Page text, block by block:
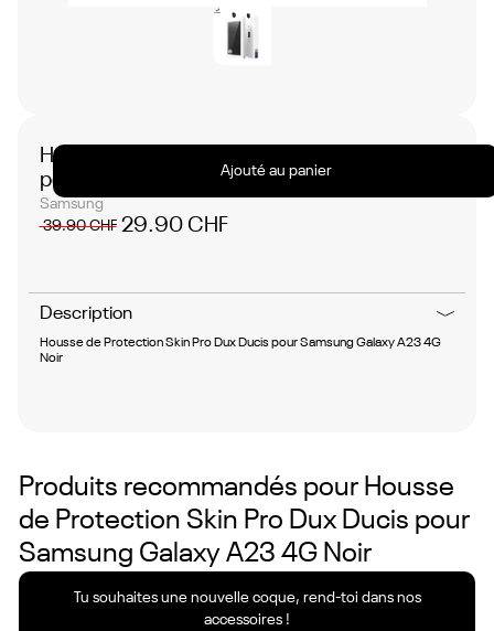
Housse de Protection Skin Pro Dux Ducis
pour Samsung Galaxy A23 4G Noir
Samsung
39.90 CHF29.90 CHF
Description
Housse de Protection Skin Pro Dux Ducis pour Samsung Galaxy A23 4G
Noir
Ajouté au panier
Produits recommandés pour Housse
de Protection Skin Pro Dux Ducis pour
Samsung Galaxy A23 4G Noir
Tu souhaites une nouvelle coque, rend-toi dans nos
accessoires !